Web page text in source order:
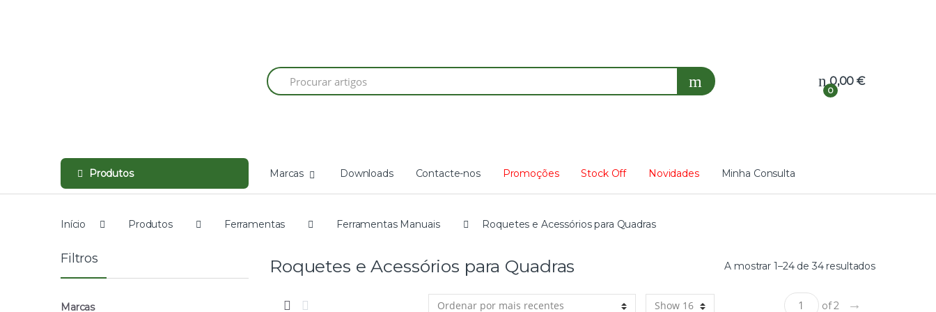
Search
0
0,00€
Produtos Marcas Downloads Contacte-nos Promoções Stock Off Novidades Minha Consulta
Início Produtos Ferramentas Ferramentas Manuais Roquetes e Acessórios para Quadras
Roquetes e Acessórios para Quadras A mostrar 1–24 de 34 resultados
of 2 →
Filtros
Marcas